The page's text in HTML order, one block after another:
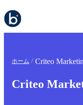
ホーム Criteo
Criteo